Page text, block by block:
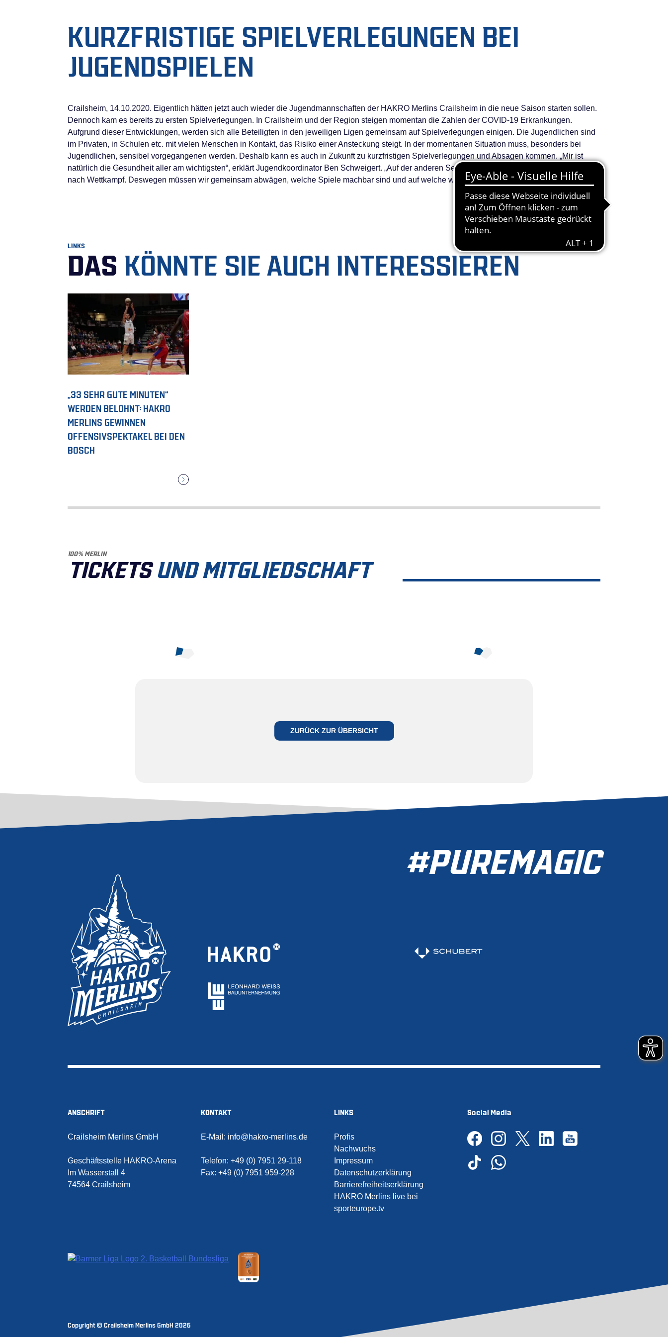
KURZFRISTIGE SPIELVERLEGUNGEN BEI
JUGENDSPIELEN
Crailsheim, 14.10.2020. Eigentlich hätten jetzt auch wieder die Jugendmannschaften der HAKRO Merlins Crailsheim in die neue Saison starten sollen.
Dennoch kam es bereits zu ersten Spielverlegungen. In Crailsheim und der Region steigen momentan die Zahlen der COVID-19 Erkrankungen.
Aufgrund dieser Entwicklungen, werden sich alle Beteiligten in den jeweiligen Ligen gemeinsam auf Spielverlegungen einigen. Die Jugendlichen sind
im Privaten, in Schulen etc. mit vielen Menschen in Kontakt, das Risiko einer Ansteckung steigt. In der momentanen Situation muss, besonders bei
Jugendlichen, sensibel vorgegangenen werden. Deshalb kann es auch in Zukunft zu kurzfristigen Spielverlegungen und Absagen kommen. „Mir ist
natürlich die Gesundheit aller am wichtigsten“, erklärt Jugendkoordinator Ben Schweigert. „Auf der anderen Seite verstehe ich auch die Sehnsucht aller
nach Wettkampf. Deswegen müssen wir gemeinsam abwägen, welche Spiele machbar sind und auf welche wir erstmal verzichten müssen“.
LINKS
DAS KÖNNTE SIE AUCH INTERESSIEREN
„33 SEHR GUTE MINUTEN“
WERDEN BELOHNT: HAKRO
MERLINS GEWINNEN
OFFENSIVSPEKTAKEL BEI DEN
BOSCH
100% MERLIN
TICKETSUND MITGLIEDSCHAFT
GEHT
LOS
JETZT TICKETS
WERDEN
ZURÜCK ZUR ÜBERSICHT
#PUREMAGIC
ANSCHRIFT
Crailsheim Merlins GmbH
Geschäftsstelle HAKRO-Arena
Im Wasserstall 4
74564 Crailsheim
KONTAKT
E-Mail: info@hakro-merlins.de
Telefon: +49 (0) 7951 29-118
Fax: +49 (0) 7951 959-228
LINKS
Profis
Nachwuchs
Impressum
Datenschutzerklärung
Barrierefreiheitserklärung
HAKRO Merlins live bei
sporteurope.tv
Social Media
Copyright © Crailsheim Merlins GmbH 2026